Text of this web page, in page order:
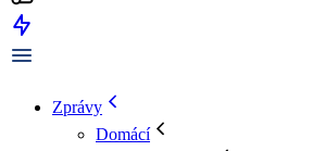
Zprávy
Domácí